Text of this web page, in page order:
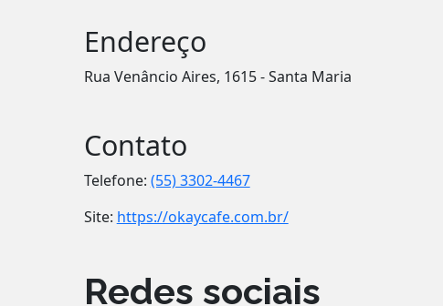
Endereço
Rua Venâncio Aires, 1615 - Santa Maria
Contato
Telefone: (55) 3302-4467
Site: https://okaycafe.com.br/
Redes sociais